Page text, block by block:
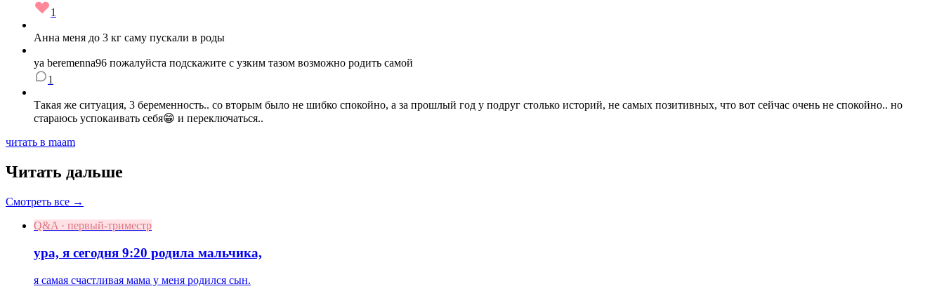
1
Анна меня до 3 кг саму пускали в роды
ya beremenna96 пожалуйста подскажите с узким тазом возможно родить самой
1
Такая же ситуация, 3 беременность.. со вторым было не шибко спокойно, а за прошлый год у подруг столько историй, не самых позитивных, что вот сейчас очень не спокойно.. но
стараюсь успокаивать себя😁 и переключаться..
читать в maam
Читать дальше
Смотреть все →
Q&A · первый-триместр
ура, я сегодня 9:20 родила мальчика,
я самая счастливая мама у меня родился сын.